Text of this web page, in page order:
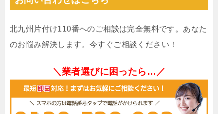
北九州片付け110番へのご相談は完全無料です。あなた
のお悩み解決します。今すぐご相談ください！
＼業者選びに困ったら…／